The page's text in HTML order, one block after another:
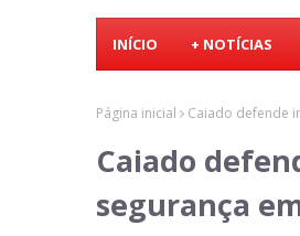
INÍCIO + NOTÍCIAS
Página inicial Caiado defende
Caiado
segurança